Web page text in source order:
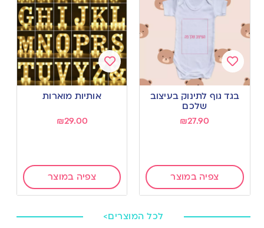
to
wishlist
בגד גוף לתינוק בעיצוב
שלכם
₪27.90
צפיה במוצר
Add
wishlist
אותיות מוארות
₪29.00
צפיה במוצר
לכל המוצרים>